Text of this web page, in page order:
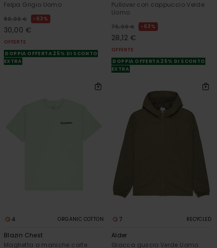
Felpa Grigio Uomo
80,00 € 63%
30,00 €
OFFERTE
DOPPIA OFFERTA 25% DI SCONTO
EXTRA
Pullover con cappuccio Verde
Uomo
75,00 € 63%
28,12 €
OFFERTE
DOPPIA OFFERTA 25% DI SCONTO
EXTRA
4 ORGANIC COTTON
Blazin Chest
Maglietta a maniche corte
7 RECYCLED
Alder
Giacca guscio Verde Uomo